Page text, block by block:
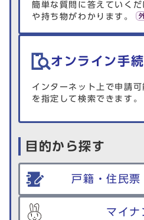
簡単な質問に答えていく
や持ち物がわかります。
オンライン手
インターネット上で申請
を指定して検索できます。
目的から探す
戸籍・住民
マイナ